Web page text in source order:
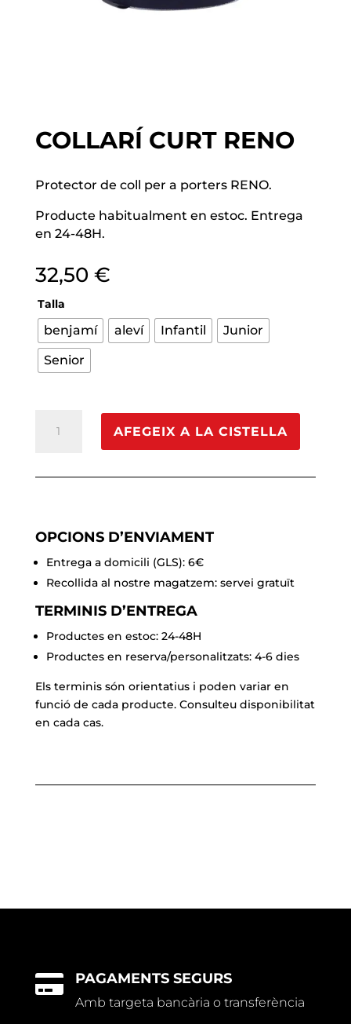
COLLARÍ CURT RENO
Protector de coll per a porters RENO.
Producte habitualment en estoc. Entrega
en 24-48H.
32,50 €
Talla
benjamí aleví Infantil
Junior
Senior
AFEGEIX A LA CISTELLA
OPCIONS D’ENVIAMENT
Entrega a domicili (GLS): 6€
Recollida al nostre magatzem: servei gratuït
TERMINIS D’ENTREGA
Productes en estoc: 24-48H
Productes en reserva/personalitzats: 4-6 dies
Els terminis són orientatius i poden variar en
funció de cada producte. Consulteu disponibilitat
en cada cas.
 PAGAMENTS SEGURS
Amb targeta bancària o transferència